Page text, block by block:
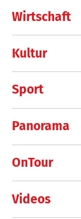
Wirtschaft
Kultur
Sport
Panorama
OnTour
Videos